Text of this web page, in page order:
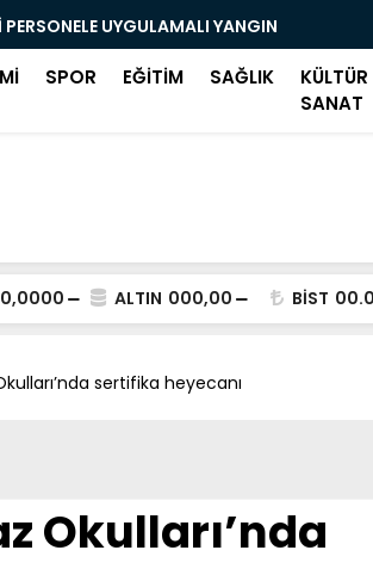
UYGULAMALI YANGIN
SPOR EĞİTİM SAĞLIK
SANAT
0,0000 ALTIN 000,00 BİST
sertifika heyecanı
Okulları’nda